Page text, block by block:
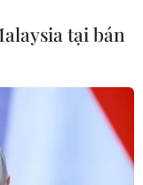
do vào Anh
tại bán